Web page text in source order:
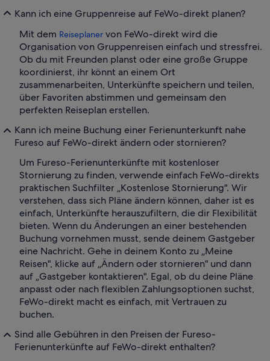
Kann ich eine Gruppenreise auf FeWo-direkt planen?
Mit dem Reiseplaner von FeWo-direkt wird die
Organisation von Gruppenreisen einfach und stressfrei.
Ob du mit Freunden planst oder eine große Gruppe
koordinierst, ihr könnt an einem Ort
zusammenarbeiten, Unterkünfte speichern und teilen,
über Favoriten abstimmen und gemeinsam den
perfekten Reiseplan erstellen.
Kann ich meine Buchung einer Ferienunterkunft nahe
Fureso auf FeWo-direkt ändern oder stornieren?
Um Fureso-Ferienunterkünfte mit kostenloser
Stornierung zu finden, verwende einfach FeWo-direkts
praktischen Suchfilter „Kostenlose Stornierung". Wir
verstehen, dass sich Pläne ändern können, daher ist es
einfach, Unterkünfte herauszufiltern, die dir Flexibilität
bieten. Wenn du Änderungen an einer bestehenden
Buchung vornehmen musst, sende deinem Gastgeber
eine Nachricht. Gehe in deinem Konto zu „Meine
Reisen", klicke auf „Ändern oder stornieren" und dann
auf „Gastgeber kontaktieren". Egal, ob du deine Pläne
anpasst oder nach flexiblen Zahlungsoptionen suchst,
FeWo-direkt macht es einfach, mit Vertrauen zu
buchen.
Sind alle Gebühren in den Preisen der Fureso-
Ferienunterkünfte auf FeWo-direkt enthalten?